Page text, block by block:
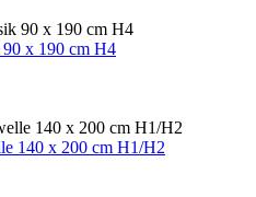
90 x 190 cm H4
140 x 200 cm H1/H2